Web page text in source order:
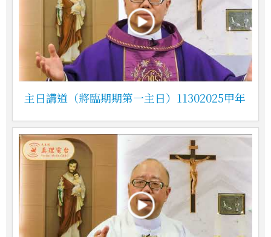
主日講道（將臨期期第一主日）11302025甲年